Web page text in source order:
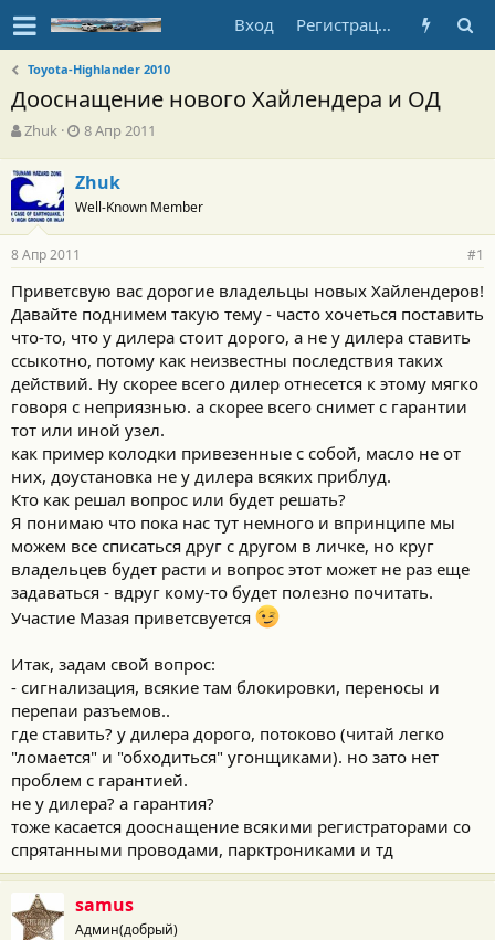
Вход Регистрация
Toyota-Highlander 2010
Дооснащение нового Хайлендера и ОД
А
т
о
р
т
е
м
ы
Zhuk
Д
а
н
а
л
а
8 Апр 2011
Zhuk
Well-Known Member
8 Апр 2011 #1
Приветсвую вас дорогие владельцы новых Хайлендеров!
Давайте поднимем такую тему - часто хочеться поставить
что-то, что у дилера стоит дорого, а не у дилера ставить
ссыкотно, потому как неизвестны последствия таких
действий. Ну скорее всего дилер отнесется к этому мягко
говоря с неприязнью. а скорее всего снимет с гарантии
тот или иной узел.
как пример колодки привезенные с собой, масло не от
них, доустановка не у дилера всяких приблуд.
Кто как решал вопрос или будет решать?
Я понимаю что пока нас тут немного и впринципе мы
можем все списаться друг с другом в личке, но круг
владельцев будет расти и вопрос этот может не раз еще
задаваться - вдруг кому-то будет полезно почитать.
Участие Мазая приветсвуется
Итак, задам свой вопрос:
- сигнализация, всякие там блокировки, переносы и
перепаи разъемов..
где ставить? у дилера дорого, потоково (читай легко
"ломается" и "обходиться" угонщиками). но зато нет
проблем с гарантией.
не у дилера? а гарантия?
тоже касается дооснащение всякими регистраторами со
спрятанными проводами, парктрониками и тд
samus
Админ(добрый)